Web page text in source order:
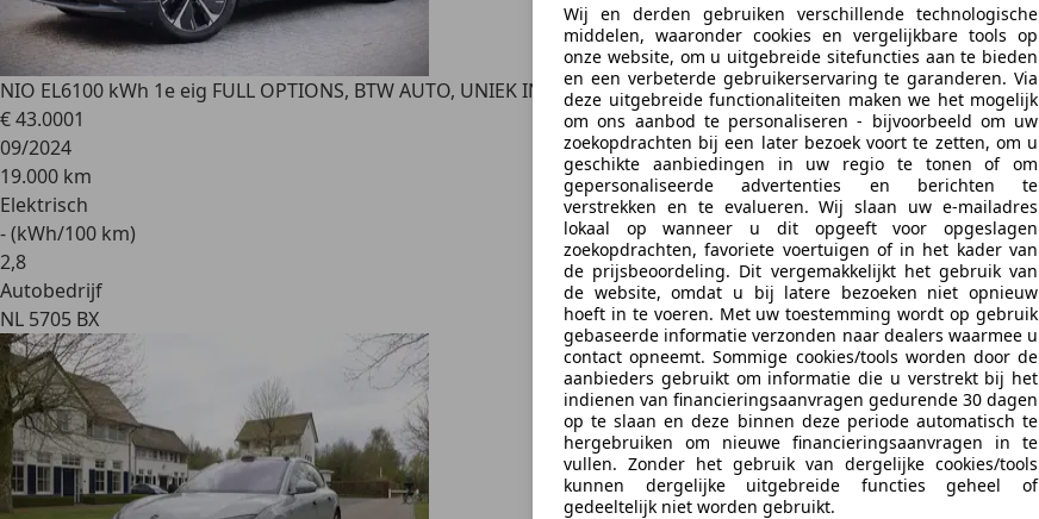
Wij en derden gebruiken verschillende technologische
middelen, waaronder cookies en vergelijkbare tools op
onze website, om u uitgebreide sitefuncties aan te bieden
en een verbeterde gebruikerservaring te garanderen. Via
deze uitgebreide functionaliteiten maken we het mogelijk
om ons aanbod te personaliseren - bijvoorbeeld om uw
zoekopdrachten bij een later bezoek voort te zetten, om u
geschikte aanbiedingen in uw regio te tonen of om
gepersonaliseerde advertenties en berichten te
verstrekken en te evalueren. Wij slaan uw e-mailadres
lokaal op wanneer u dit opgeeft voor opgeslagen
zoekopdrachten, favoriete voertuigen of in het kader van
de prijsbeoordeling. Dit vergemakkelijkt het gebruik van
de website, omdat u bij latere bezoeken niet opnieuw
hoeft in te voeren. Met uw toestemming wordt op gebruik
gebaseerde informatie verzonden naar dealers waarmee u
contact opneemt. Sommige cookies/tools worden door de
aanbieders gebruikt om informatie die u verstrekt bij het
indienen van financieringsaanvragen gedurende 30 dagen
op te slaan en deze binnen deze periode automatisch te
hergebruiken om nieuwe financieringsaanvragen in te
vullen. Zonder het gebruik van dergelijke cookies/tools
kunnen dergelijke uitgebreide functies geheel of
gedeeltelijk niet worden gebruikt.
NIO EL6100 kWh 1e eig FULL OPTIONS, BTW AUTO, UNIEK IN NL
€ 43.0001
09/2024
19.000 km
Elektrisch
- (kWh/100 km)
2,8
Autobedrijf
NL 5705 BX